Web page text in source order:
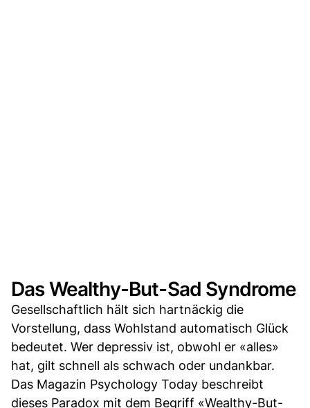
Das Wealthy-But-Sad Syndrome
Gesellschaftlich hält sich hartnäckig die
Vorstellung, dass Wohlstand automatisch Glück
bedeutet. Wer depressiv ist, obwohl er «alles»
hat, gilt schnell als schwach oder undankbar.
Das Magazin Psychology Today beschreibt
dieses Paradox mit dem Begriff «Wealthy-But-